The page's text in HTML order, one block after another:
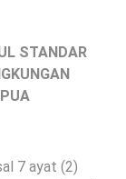
STANDAR
7 ayat (2)